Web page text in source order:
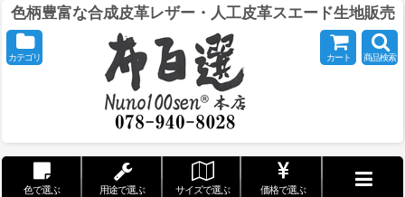
色柄豊富な合成皮革レザー・人工皮革スエード生地販売
カテゴリ カート 商品検索
色で選ぶ 用途で選ぶ サイズで選ぶ 価格で選ぶ